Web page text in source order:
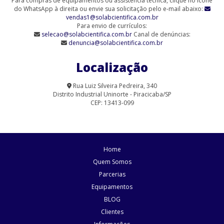
Agitador Magnético Analógico sem Aquecimento - 6 Provas (SL-
Agitador Magnético com Aquecimento para Laboratório | Solab
Agitador Magnético Digital com Aquecimento e Sensor Externo
Agitador Magnético Digital com Aquecimento e Sensor Externo
do WhatsApp à direita ou envie sua solicitação pelo e-mail abaixo:
vendas1@solabcientifica.com.br
Para envio de currículos:
selecao@solabcientifica.com.br Canal de denúncias:
denuncia@solabcientifica.com.br
Localização
Rua Luiz Silveira Pedreira, 340
Distrito Industrial Uninorte - Piracicaba/SP
CEP: 13413-099
Home
Quem Somos
Parcerias
Equipamentos
BLOG
Clientes